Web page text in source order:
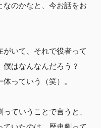
なのかなと、今お話をお
いて、それで役者って
僕はなんなんだろう？
っていう（笑）。
ていうことで言うと、